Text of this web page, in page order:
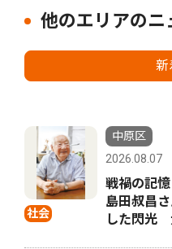
他のエリアのニ
新
社会
中原区
2026.08.07
戦禍の記
島田叔昌
した閃光